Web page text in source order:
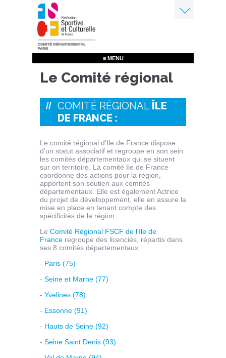
Aller
au
contenu
principal
≡ MENU
Le Comité régional
COMITÉ RÉGIONAL ÎLE
DE FRANCE :
Le comité régional d'Ile de France dispose
d’un statut associatif et regroupe en son sein
les comités départementaux qui se situent
sur on territoire. La comité Ile de France
coordonne des actions pour la région,
apportent son soutien aux comités
départementaux. Elle est également Actrice
du projet de développement, elle en assure la
mise en place en tenant compte des
spécificités de la région.
Le Comité Régional FSCF de l'Ile de
France regroupe des licenciés, répartis dans
ses 8 comités départementaux :
- Paris (75)
- Seine et Marne (77)
- Yvelines (78)
- Essonne (91)
- Hauts de Seine (92)
- Seine Saint Denis (93)